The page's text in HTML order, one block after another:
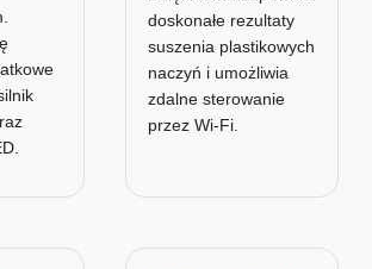
doskonałe rezultaty
suszenia plastikowych
naczyń i umożliwia
zdalne sterowanie
przez Wi-Fi.